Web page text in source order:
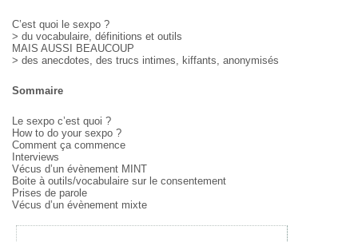
C’est quoi le sexpo ?
> du vocabulaire, définitions et outils
MAIS AUSSI BEAUCOUP
> des anecdotes, des trucs intimes, kiffants, anonymisés
Sommaire
Le sexpo c’est quoi ?
How to do your sexpo ?
Comment ça commence
Interviews
Vécus d’un évènement MINT
Boite à outils/vocabulaire sur le consentement
Prises de parole
Vécus d’un évènement mixte